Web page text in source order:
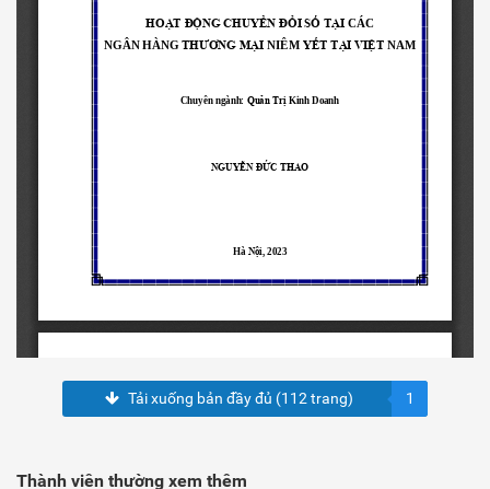
Tải xuống bản đầy đủ (112 trang) 1
Thành viên thường xem thêm